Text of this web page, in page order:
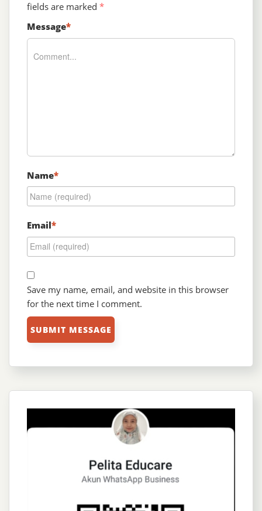
fields are marked *
Message*
Name*
Email*
Save my name, email, and website in this browser
for the next time I comment.